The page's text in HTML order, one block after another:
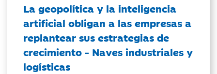
La geopolítica y la inteligencia
artificial obligan a las empresas a
replantear sus estrategias de
crecimiento - Naves industriales y
logísticas